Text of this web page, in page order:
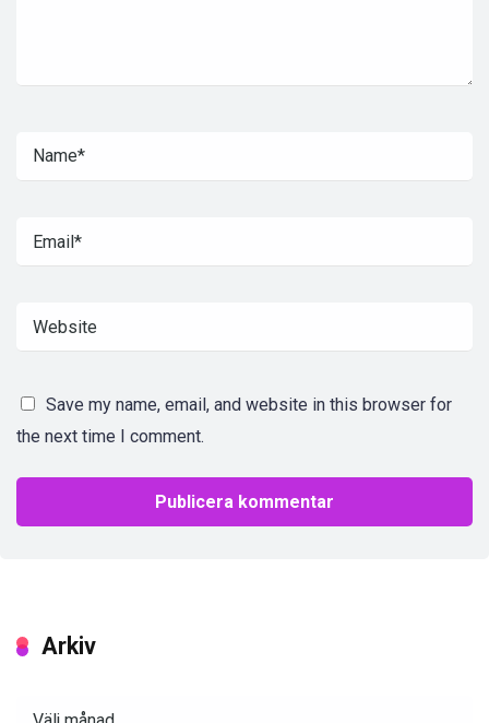
Save my name, email, and website in this browser for
the next time I comment.
Arkiv